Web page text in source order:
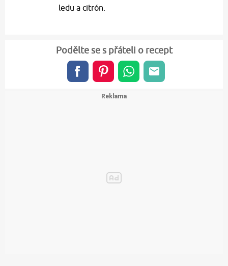
ledu a citrón.
Podělte se s přáteli o recept